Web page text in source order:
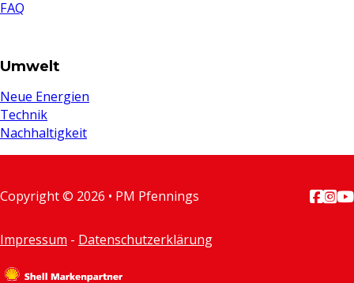
FAQ
Umwelt
Neue Energien
Technik
Nachhaltigkeit
Copyright © 2026 • PM Pfennings
Impressum - Datenschutzerklärung
Follow